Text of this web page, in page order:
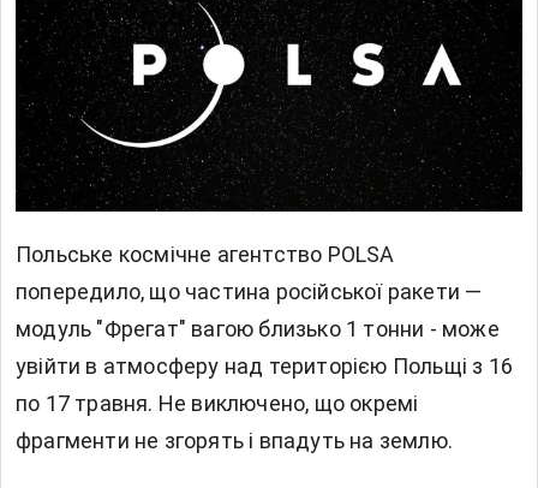
Польське космічне агентство POLSA
попередило, що частина російської ракети —
модуль "Фрегат" вагою близько 1 тонни - може
увійти в атмосферу над територією Польщі з 16
по 17 травня. Не виключено, що окремі
фрагменти не згорять і впадуть на землю.